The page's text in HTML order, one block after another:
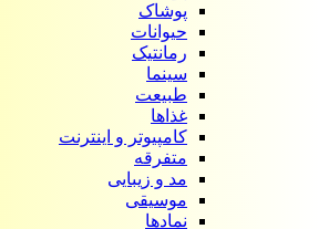
پوشاک
حیوانات
رمانتیک
سینما
طبیعت
غذاها
کامپیوتر و اینترنت
متفرقه
مد و زیبایی
موسیقی
نمادها